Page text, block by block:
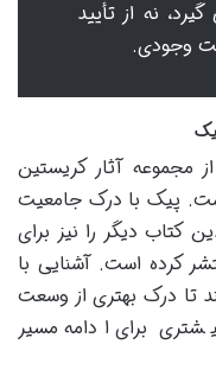
نه از تأیید
وجودی.
مجموعه آثار کریستین
پیک با درک جامعیت
کتاب دیگر را نیز برای
کرده است. آشنایی با
تا درک بهتری از وسعت
برای ادامه مسیر